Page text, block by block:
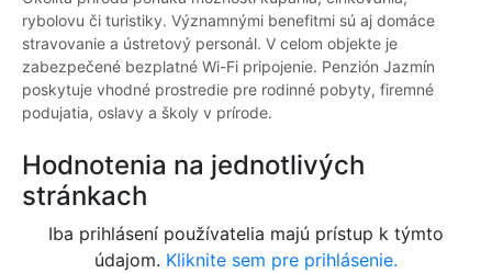
rybolovu či turistiky. Významnými benefitmi sú aj domáce
stravovanie a ústretový personál. V celom objekte je
zabezpečené bezplatné Wi-Fi pripojenie. Penzión Jazmín
poskytuje vhodné prostredie pre rodinné pobyty, firemné
podujatia, oslavy a školy v prírode.
Hodnotenia na jednotlivých
stránkach
Iba prihlásení používatelia majú prístup k týmto
údajom. Kliknite sem pre prihlásenie.